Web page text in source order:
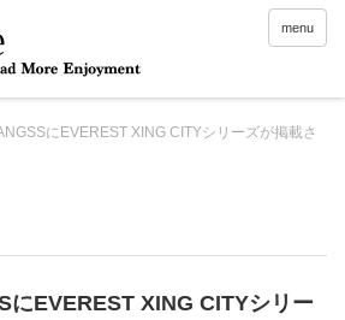
menu
にEVEREST XING CITYシリーズが掲載さ
にEVEREST XING CITYシリー